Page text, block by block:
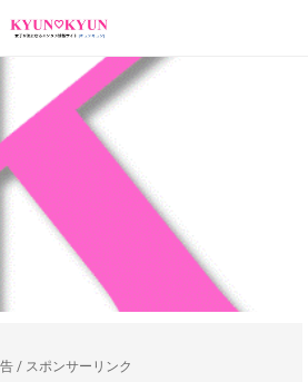
/ スポンサーリンク